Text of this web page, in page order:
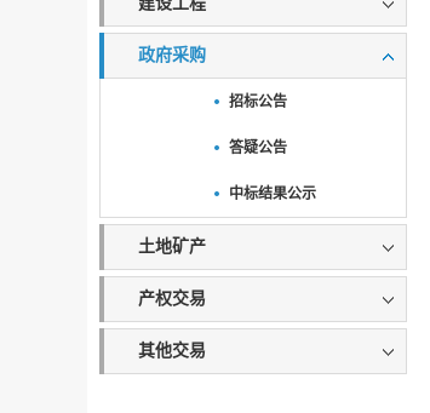
政府采购
招标公告
答疑公告
中标结果公示
土地矿产
产权交易
其他交易